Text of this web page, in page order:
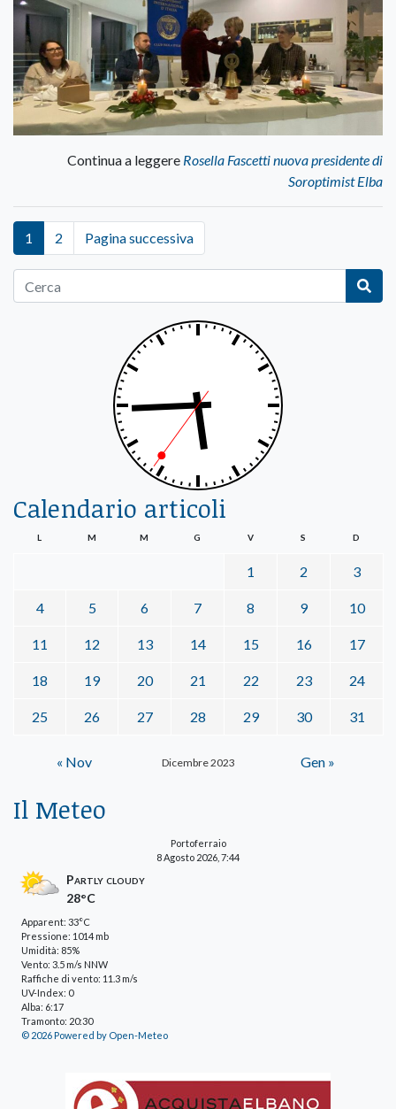
Continua a leggere Rosella Fascetti nuova presidente di
Soroptimist Elba
1 2 Pagina successiva
Calendario articoli
Dicembre 2023
L M M G V S D
1 2 3
4 5 6 7 8 9 10
11 12 13 14 15 16 17
18 19 20 21 22 23 24
25 26 27 28 29 30 31
« Nov Gen »
Il Meteo
Portoferraio
8 Agosto 2026, 7:44
Partly cloudy
28°C
Apparent: 33°C
Pressione: 1014 mb
Umidità: 85%
Vento: 3.5 m/s NNW
Raffiche di vento: 11.3 m/s
UV-Index: 0
Alba: 6:17
Tramonto: 20:30
© 2026 Powered by Open-Meteo